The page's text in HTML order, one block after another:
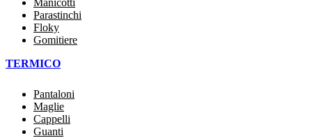
Manicotti
Parastinchi
Floky
Gomitiere
TERMICO
Pantaloni
Maglie
Cappelli
Guanti